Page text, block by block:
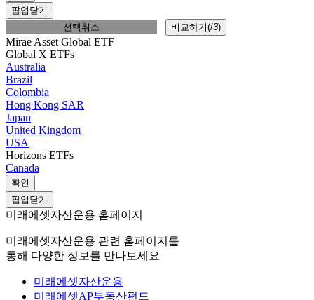
팝업닫기
선택취소
비교하기(/3)
Mirae Asset Global ETF
Global X ETFs
Australia
Brazil
Colombia
Hong Kong SAR
Japan
United Kingdom
USA
Horizons ETFs
Canada
확인
팝업닫기
미래에셋자산운용 홈페이지
미래에셋자산운용 관련 홈페이지를
통해 다양한 정보를 만나보세요
미래에셋자산운용
미래에셋AP부동산펀드